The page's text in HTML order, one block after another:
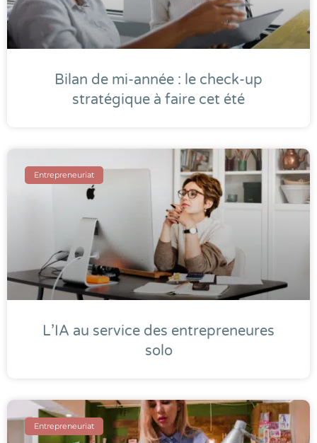
Bilan de mi-année : le check-up
stratégique à faire cet été
Entrepreneuriat
L’IA au service des entrepreneures
solo
Entrepreneuriat